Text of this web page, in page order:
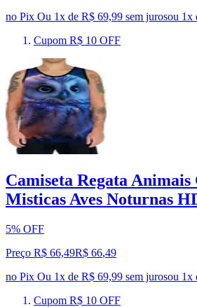
no Pix Ou 1x de R$ 69,99 sem jurosou 1x
Cupom R$ 10 OFF
Camiseta Regata Animais
Misticas Aves Noturnas
5% OFF
Preço R$ 66,49R$ 66,49
no Pix Ou 1x de R$ 69,99 sem jurosou 1x
Cupom R$ 10 OFF